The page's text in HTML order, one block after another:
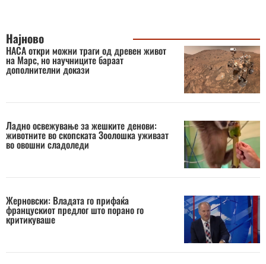
Најново
НАСА откри можни траги од древен живот
на Марс, но научниците бараат
дополнителни докази
Ладно освежување за жешките денови:
животните во скопската Зоолошка уживаат
во овошни сладоледи
Жерновски: Владата го прифаќа
францускиот предлог што порано го
критикуваше